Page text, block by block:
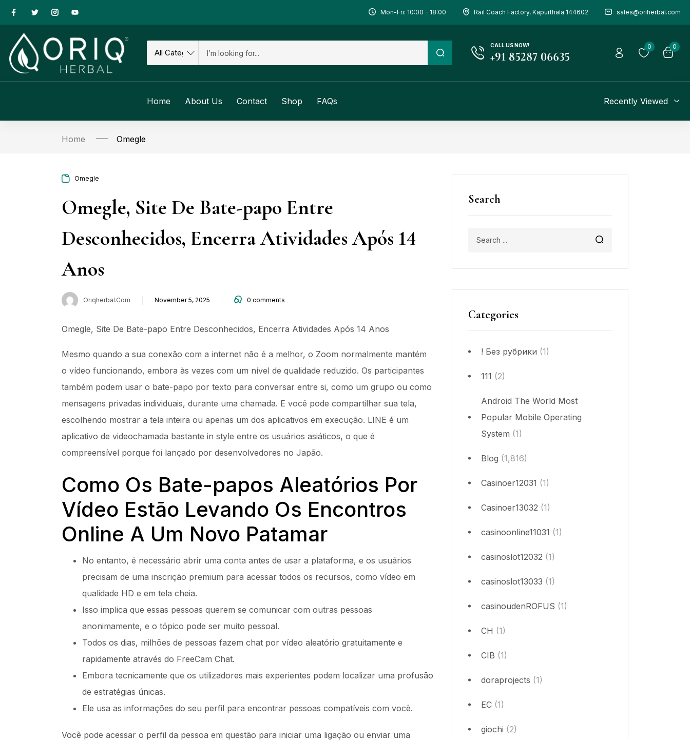
Mon-Fri: 10:00 - 18:00 Rail Coach Factory, Kapurthala 144602 sales@oriherbal.com
CALL US NOW!
+91 85287 06635
0 0
Home About Us Contact Shop FAQs Recently Viewed
Home Omegle
Search
Categories
! Без рубрики (1)
111 (2)
Android The World Most
Popular Mobile Operating
System (1)
Blog (1,816)
Casinoer12031 (1)
Casinoer13032 (1)
casinoonline11031 (1)
casinoslot12032 (1)
casinoslot13033 (1)
casinoudenROFUS (1)
CH (1)
CIB (1)
doraprojects (1)
EC (1)
giochi (2)
Omegle
Omegle, Site De Bate-papo Entre
Desconhecidos, Encerra Atividades Após 14
Anos
Oriqherbal.com November 5, 2025 0 comments
Omegle, Site De Bate-papo Entre Desconhecidos, Encerra Atividades Após 14 Anos
Mesmo quando a sua conexão com a internet não é a melhor, o Zoom normalmente mantém
o vídeo funcionando, embora às vezes com um nível de qualidade reduzido. Os participantes
também podem usar o bate-papo por texto para conversar entre si, como um grupo ou como
mensagens privadas individuais, durante uma chamada. E você pode compartilhar sua tela,
escolhendo mostrar a tela inteira ou apenas um dos aplicativos em execução. LINE é um
aplicativo de videochamada bastante in style entre os usuários asiáticos, o que é
compreensível porque foi lançado por desenvolvedores no Japão.
Como Os Bate-papos Aleatórios Por
Vídeo Estão Levando Os Encontros
Online A Um Novo Patamar
No entanto, é necessário abrir uma conta antes de usar a plataforma, e os usuários
precisam de uma inscrição premium para acessar todos os recursos, como vídeo em
qualidade HD e em tela cheia.
Isso implica que essas pessoas querem se comunicar com outras pessoas
anonimamente, e o tópico pode ser muito pessoal.
Todos os dias, milhões de pessoas fazem chat por vídeo aleatório gratuitamente e
rapidamente através do FreeCam Chat.
Embora tecnicamente que os utilizadores mais experientes podem localizar uma profusão
de estratégias únicas.
Ele usa as informações do seu perfil para encontrar pessoas compatíveis com você.
Você pode acessar o perfil da pessoa em questão para iniciar uma ligação ou enviar uma